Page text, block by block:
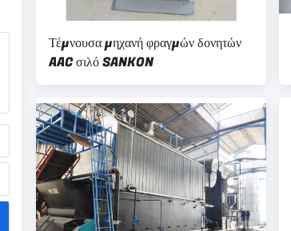
Τέμνουσα μηχανή φραγμών δονητών
AAC σιλό SANKON